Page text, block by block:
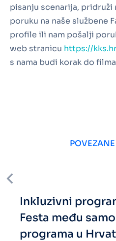
pisanju scenarija, pridruži
poruku na naše službene
profile ili nam pošalji
web stranicu https://
s nama budi korak do
Inkluzivni
Festa među
programa u